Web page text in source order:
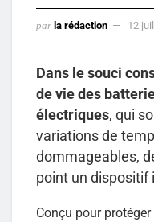
par la rédaction 12
Dans le souci
de vie des
électriques, qui
variations de
dommageables,
point un dispositif
Conçu pour